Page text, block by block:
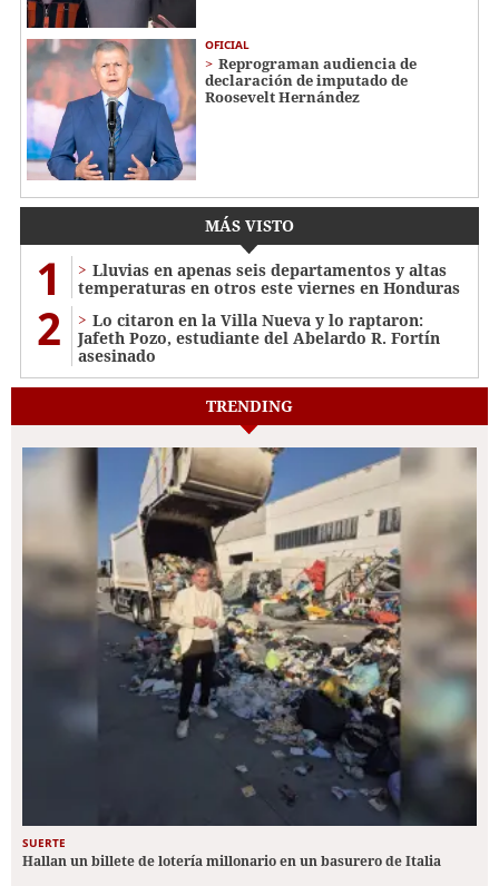
OFICIAL
Reprograman audiencia de
declaración de imputado de
Roosevelt Hernández
MÁS VISTO
1
Lluvias en apenas seis departamentos y altas
temperaturas en otros este viernes en Honduras
2
Lo citaron en la Villa Nueva y lo raptaron:
Jafeth Pozo, estudiante del Abelardo R. Fortín
asesinado
TRENDING
SUERTE
Hallan un billete de lotería millonario en un basurero de Italia